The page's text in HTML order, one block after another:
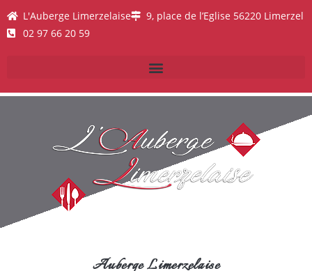
L'Auberge Limerzelaise
9, place de l’Eglise 56220 Limerzel
02 97 66 20 59
Auberge Limerzelaise